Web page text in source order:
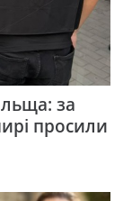
за
просили